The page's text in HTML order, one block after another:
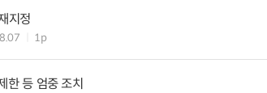
지정
1p
한 등 엄중 조치